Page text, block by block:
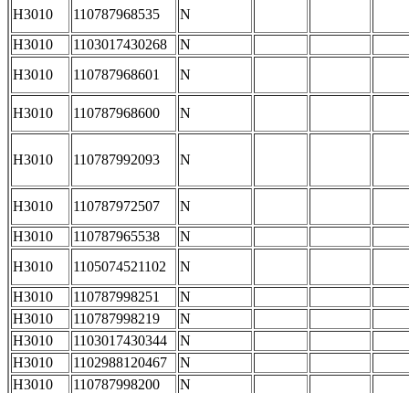
H3010 110787968535
N
H3010
1103017430268
N
H3010
110787968601 N
H3010 110787968600 N
H3010 110787992093 N
H3010 110787972507
N
H3010
110787965538
N
H3010
1105074521102
N
H3010
110787998251
N
H3010
110787998219
N
H3010
1103017430344
N
H3010
1102988120467
N
H3010
110787998200
N